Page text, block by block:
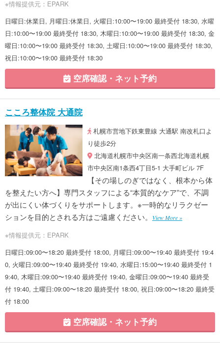
※情報提供元：EPARK
日曜日:休業日, 月曜日:休業日, 火曜日:10:00〜19:00 最終受付 18:30, 水曜
日:10:00〜19:00 最終受付 18:30, 木曜日:10:00〜19:00 最終受付 18:30, 金
曜日:10:00〜19:00 最終受付 18:30, 土曜日:10:00〜19:00 最終受付 18:30,
祝日:10:00〜19:00 最終受付 18:30
空席確認・ネット予約
こころ整体院 大通院
札幌市営地下鉄東豊線 大通駅 南改札口よ
り徒歩2分
北海道札幌市中央区南一条西北海道札幌
市中央区南1条西4丁目5-1 大手町ビル 7F
【その場しのぎではなく、根本から体
を整えたい方へ】専門スタッフによる“本質的なケア”で、不調
が出にくい体づくりをサポートします。※一時的なリラクゼー
ションを目的とされる方はご遠慮ください。
View More »
※情報提供元：EPARK
日曜日:09:00〜18:20 最終受付 18:00, 月曜日:09:00〜19:40 最終受付 19:4
0, 火曜日:09:00〜19:40 最終受付 19:40, 水曜日:15:00〜19:40 最終受付 1
9:40, 木曜日:09:00〜19:40 最終受付 19:40, 金曜日:09:00〜19:40 最終受
付 19:40, 土曜日:09:00〜18:20 最終受付 18:00, 祝日:09:00〜18:20 最終受
付 18:00
空席確認・ネット予約